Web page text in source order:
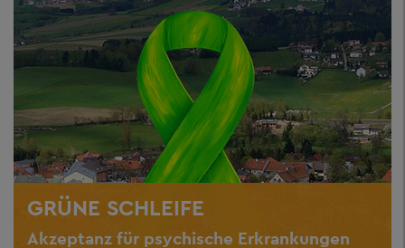
GRÜNE SCHLEIFE
Akzeptanz für psychische Erkrankungen